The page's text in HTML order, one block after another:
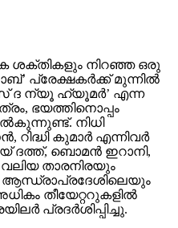
നിറഞ്ഞ ഒരു
പ്രേക്ഷകർക്ക് മുന്നിൽ
ദ ന്യൂ ഹ്യൂമർ’ എന്ന
ഭയത്തിനൊപ്പം
നിധി
കുമാർ എന്നിവർ
ദത്ത്, ബൊമൻ ഇറാനി,
താരനിരയും
ആന്ധ്രാപ്രദേശിലെയും
തീയേറ്ററുകളിൽ
പ്രദർശിപ്പിച്ചു.